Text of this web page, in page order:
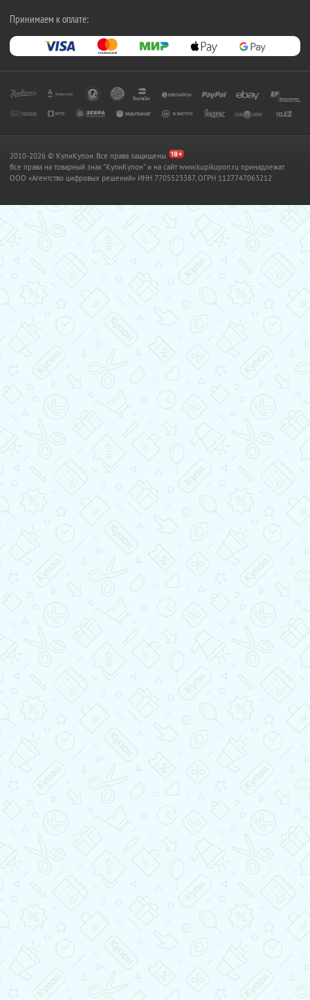
Принимаем к оплате:
2010-2026 © КупиКупон. Все права защищены.
Все права на товарный знак "КупиКупон" и на сайт www.kupikupon.ru принадлежат
OOO «Агентство цифровых решений» ИНН 7705523387, ОГРН 1127747063212